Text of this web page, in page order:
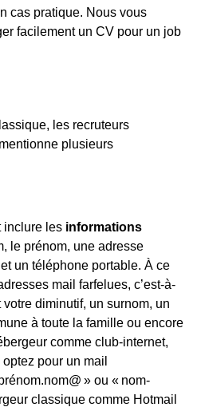
cas pratique. Nous vous
facilement un CV pour un job
les recruteurs
plusieurs
inclure les informations
le prénom, une adresse
un téléphone portable. À ce
mail farfelues, c’est-à-
diminutif, un surnom, un
à toute la famille ou encore
comme club-internet,
pour un mail
» ou « nom-
classique comme Hotmail